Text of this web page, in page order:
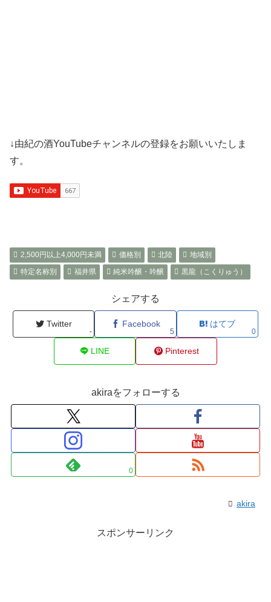
↓由紀の酒YouTubeチャンネルの登録をお願いいたしま
す。
2,500円以上4,000円未満 価格別 北陸
地域別
特定名称別
福井県 純米吟醸・吟醸 黒龍（こくりゅう）
シェアする
Twitter
-
Facebook
5
はてブ
0
LINE Pinterest
akiraをフォローする
0
akira
スポンサーリンク